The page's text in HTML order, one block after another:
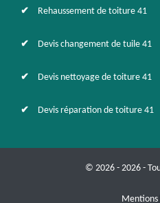
Rehaussement de toiture 41
Devis changement de tuile 41
Devis nettoyage de toiture 41
Devis réparation de toiture 41
© 2026 - 2026 -
Mentions